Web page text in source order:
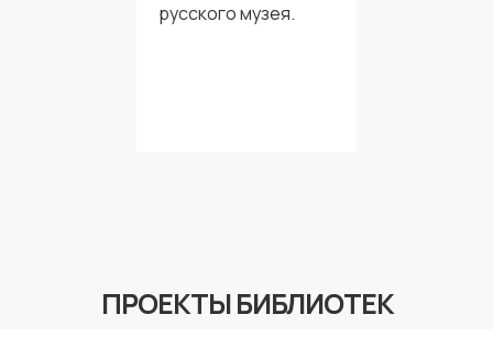
русского музея.
ПРОЕКТЫ БИБЛИОТЕК